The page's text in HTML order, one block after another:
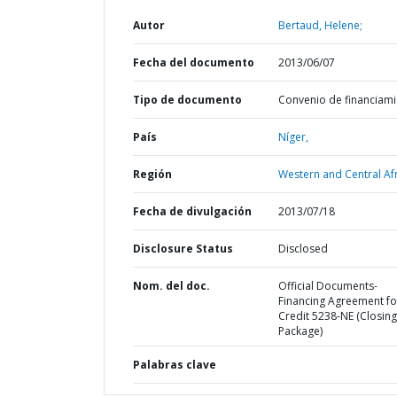
Autor Bertaud, Helene;
Fecha del documento 2013/06/07
Tipo de documento Convenio de
País Níger,
Región Western and Central
Fecha de divulgación 2013/07/18
Disclosure Status Disclosed
Nom. del doc.
Official Documents-
Financing Agreement
Credit 5238-NE (Closing
Package)
Palabras clave